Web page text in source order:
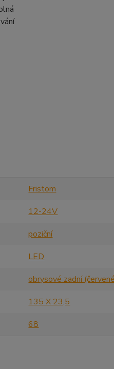
Fristom
12-24V
poziční
LED
obrysové zadní
135 X 23,5
68